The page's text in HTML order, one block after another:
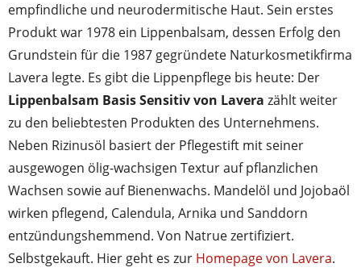
empfindliche und neurodermitische Haut. Sein erstes
Produkt war 1978 ein Lippenbalsam, dessen Erfolg den
Grundstein für die 1987 gegründete Naturkosmetikfirma
Lavera legte. Es gibt die Lippenpflege bis heute: Der
Lippenbalsam Basis Sensitiv von Lavera zählt weiter
zu den beliebtesten Produkten des Unternehmens.
Neben Rizinusöl basiert der Pflegestift mit seiner
ausgewogen ölig-wachsigen Textur auf pflanzlichen
Wachsen sowie auf Bienenwachs. Mandelöl und Jojobaöl
wirken pflegend, Calendula, Arnika und Sanddorn
entzündungshemmend. Von Natrue zertifiziert.
Selbstgekauft. Hier geht es zur Homepage von Lavera.